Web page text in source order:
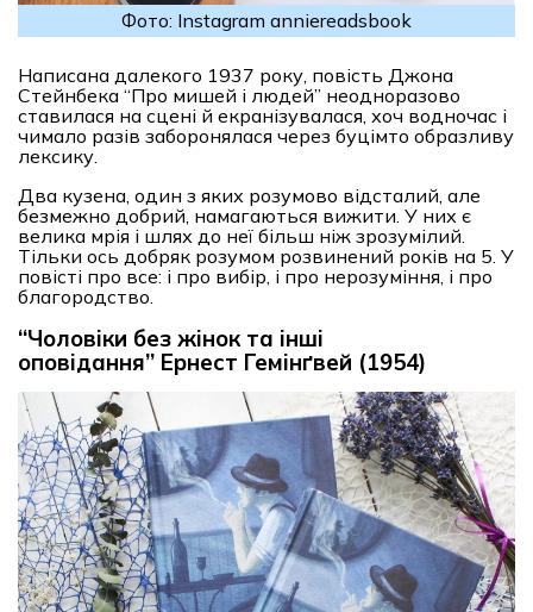
Фото: Instagram anniereadsbook
Написана далекого 1937 року, повість Джона
Стейнбека “Про мишей і людей” неодноразово
ставилася на сцені й екранізувалася, хоч водночас і
чимало разів заборонялася через буцімто образливу
лексику.
Два кузена, один з яких розумово відсталий, але
безмежно добрий, намагаються вижити. У них є
велика мрія і шлях до неї більш ніж зрозумілий.
Тільки ось добряк розумом розвинений років на 5. У
повісті про все: і про вибір, і про нерозуміння, і про
благородство.
“Чоловіки без жінок та інші
оповідання” Ернест Гемінґвей (1954)